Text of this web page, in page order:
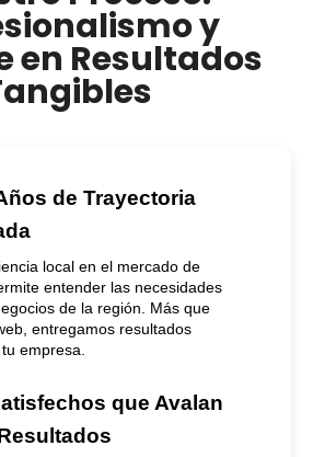
y
en Resultados
de Trayectoria
local en el mercado de
entender las necesidades
de la región. Más que
entregamos resultados
empresa.
que Avalan